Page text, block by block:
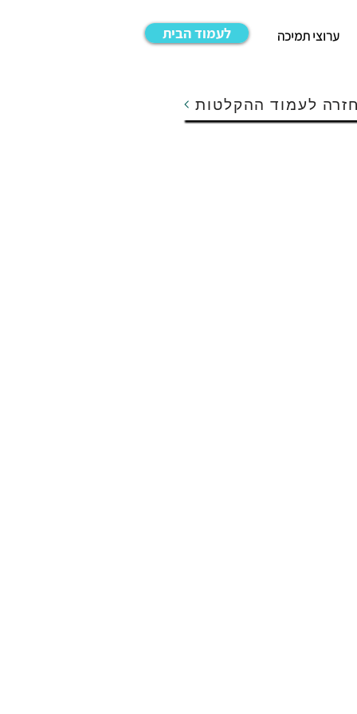
לעמוד הבית ערוצי תמיכה
לעמוד ההקלטות